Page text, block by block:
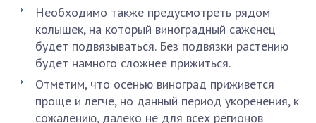
Необходимо также предусмотреть рядом
колышек, на который виноградный саженец
будет подвязываться. Без подвязки растению
будет намного сложнее прижиться.
Отметим, что осенью виноград приживется
проще и легче, но данный период укоренения, к
сожалению, далеко не для всех регионов